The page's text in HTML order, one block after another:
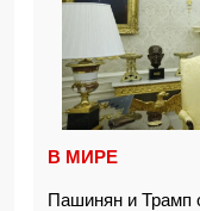
В МИРЕ
Пашинян и Трамп